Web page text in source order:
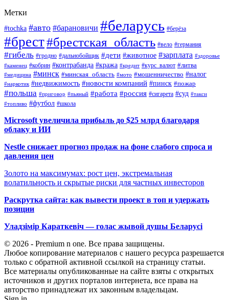
Метки
#tochka #авто #барановичи #беларусь #берёза
#брест#брестская_область #вело #германия
#гибель #гродно #дальнобойщик #дети #животное #зарплата #здоровье
#каменец #кобрин #контрабанда #кража #кредит #курс_валют #литва
#медицина #минск #минская_область #мото #мошенничество #налог
#наркотик #недвижимость #новости компаний #пинск #пожар
#польша #приговор #пьяный #работа #россия #сигарета #суд #такси
#топливо #футбол #школа
Microsoft увеличила прибыль до $25 млрд благодаря
облаку и ИИ
Nestle снижает прогноз продаж на фоне слабого спроса и
давления цен
Золото на максимумах: рост цен, экстремальная
волатильность и скрытые риски для частных инвесторов
Раскрутка сайта: как вывести проект в топ и удержать
позиции
Уладзімір Караткевіч — голас жывой душы Беларусі
© 2026 - Premium n one. Все права защищены.
Любое копирование материалов с нашего ресурса разрешается
только с обратной активной ссылкой на страницу статьи.
Все материалы опубликованные на сайте взяты с открытых
источников и других порталов интернета, все права на
авторство принадлежат их законным владельцам.